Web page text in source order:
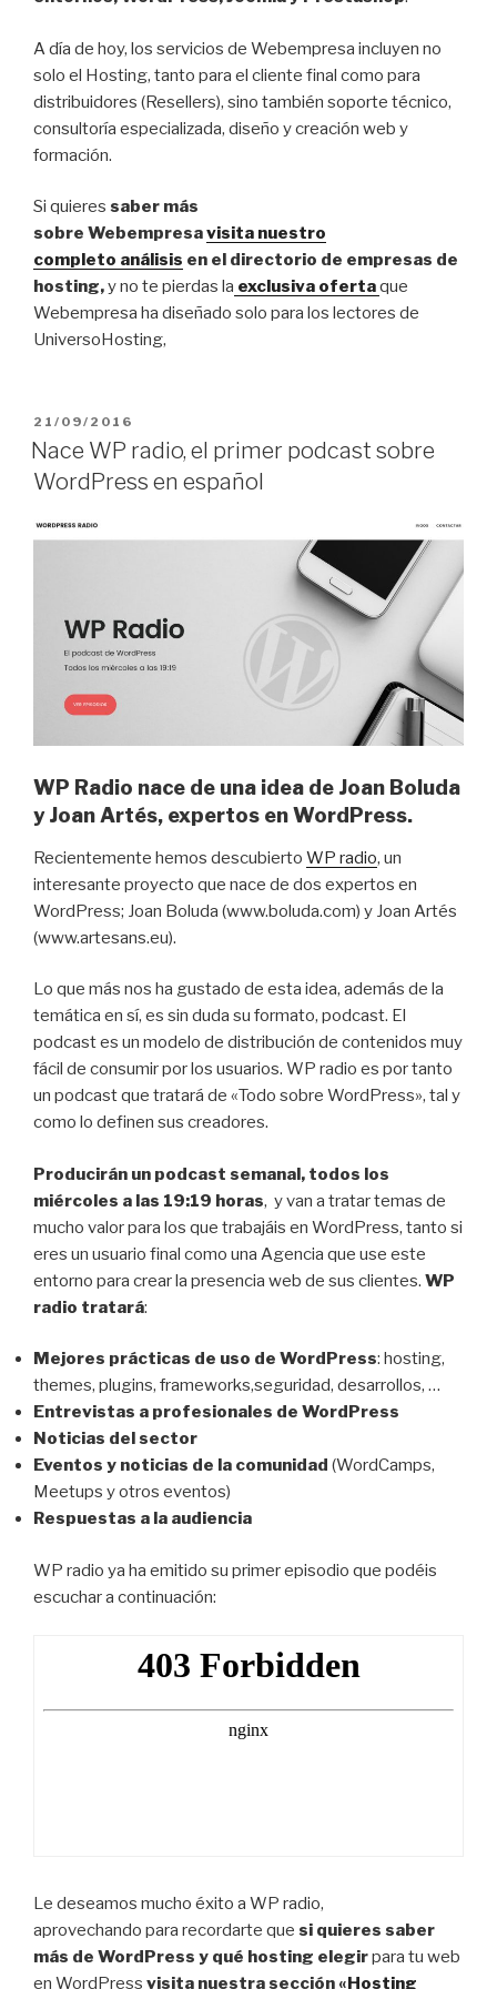
A día de hoy, los servicios de Webempresa incluyen no
solo el Hosting, tanto para el cliente final como para
distribuidores (Resellers), sino también soporte técnico,
consultoría especializada, diseño y creación web y
formación.
Si quieres saber más
sobre Webempresavisita nuestro
completo análisis en el directorio de empresas de
hosting,y no te pierdas la exclusiva ofertaque
Webempresa ha diseñado solo para los lectores de
UniversoHosting,
PUBLICADO
EL
21/09/2016
Nace WP radio, el primer podcast sobre
WordPress en español
WP Radio nace de una idea de Joan Boluda
y Joan Artés, expertos en WordPress.
Recientemente hemos descubierto WP radio, un
interesante proyecto que nace de dos expertos en
WordPress; Joan Boluda (www.boluda.com) y Joan Artés
(www.artesans.eu).
Lo que más nos ha gustado de esta idea, además de la
temática en sí, es sin duda su formato, podcast. El
podcast es un modelo de distribución de contenidos muy
fácil de consumir por los usuarios. WP radio es por tanto
un podcast que tratará de «Todo sobre WordPress», tal y
como lo definen sus creadores.
Producirán un podcast semanal, todos los
miércoles a las 19:19 horas, y van a tratar temas de
mucho valor para los que trabajáis en WordPress, tanto si
eres un usuario final como una Agencia que use este
entorno para crear la presencia web de sus clientes. WP
radio tratará:
Mejores prácticas de uso de WordPress: hosting,
themes, plugins, frameworks,seguridad, desarrollos, …
Entrevistas a profesionales de WordPress
Noticias del sector
Eventos y noticias de la comunidad (WordCamps,
Meetups y otros eventos)
Respuestas a la audiencia
WP radio ya ha emitido su primer episodio que podéis
escuchar a continuación:
Le deseamos mucho éxito a WP radio,
aprovechando para recordarte que si quieres saber
más de WordPress y qué hosting elegirpara tu web
en WordPress visita nuestra sección «Hosting